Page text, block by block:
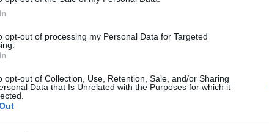
opt-out of processing my Personal Data for Targeted
opt-out of Collection, Use, Retention, Sale, and/or Sharing
Data that Is Unrelated with the Purposes for which it
i 110.000 dollari, un livello che aveva
passato. Questo rialzo è stato in parte
alle relazioni commerciali tra Stati Uniti e
mercato delle opzioni Bitcoin sta per
di dollari, il che potrebbe generare una